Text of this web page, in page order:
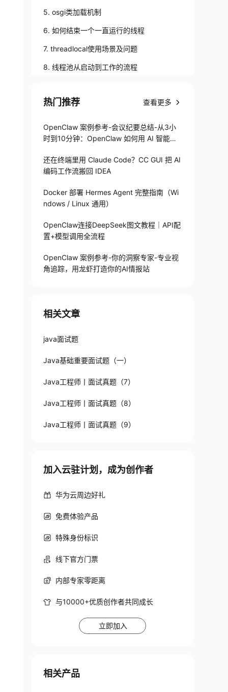
5. osgi类加载机制
6. 如何结束一个一直运行的线程
7. threadlocal使用场景及问题
8. 线程池从启动到工作的流程
10. 如何从FutureTask不阻塞获取结果
11. blockingqueue如果存放了比较关键的数
据，系统宕机该如何处理
12. NIO与传统I/O的区别
13. list中存放可重复字符串，如何删除某个
字符串
14. 有哪些GC ROOTS（跟日常开发比较相
关的是和此相关的内存泄露）
热门推荐 查看更多
OpenClaw 案例参考-会议纪要总结-从3小
时到10分钟：OpenClaw 如何用 AI 智能体
还在终端里用 Claude Code？CC GUI 把 AI
编码工作流搬回 IDEA
Docker 部署 Hermes Agent 完整指南（Wi
ndows / Linux 通用）
OpenClaw连接DeepSeek图文教程｜API配
置+模型调用全流程
OpenClaw 案例参考-你的洞察专家-专业视
角追踪，用龙虾打造你的AI情报站
相关文章
java面试题
Java基础重要面试题（一）
Java工程师丨面试真题（7）
Java工程师丨面试真题（8）
Java工程师丨面试真题（9）
加入云驻计划，成为创作者
华为云周边好礼
免费体验产品
特殊身份标识
线下官方门票
内部专家零距离
与10000+优质创作者共同成长
立即加入
相关产品